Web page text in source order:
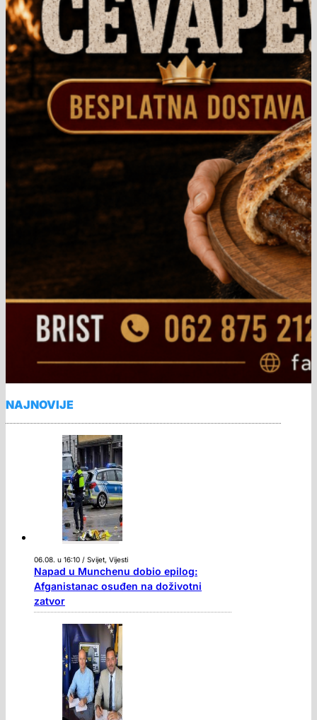
NAJNOVIJE
06.08. u 16:10 / Svijet, Vijesti
Napad u Munchenu dobio epilog:
Afganistanac osuđen na doživotni
zatvor